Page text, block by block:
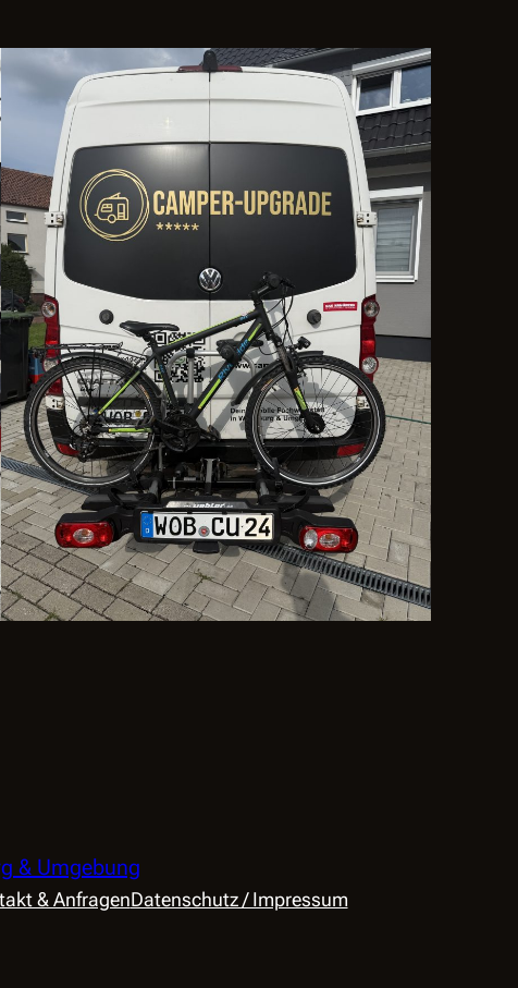
& Umgebung
& AnfragenDatenschutz / Impressum